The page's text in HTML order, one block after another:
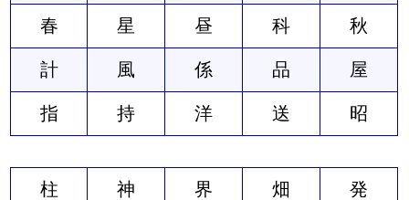
春 星 昼 科 秋
計 風 係 品 屋
指 持 洋 送 昭
柱 神 界 畑 発